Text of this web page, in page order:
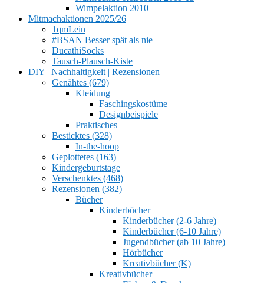
Wimpelaktion 2010
Mitmachaktionen 2025/26
1qmLein
#BSAN Besser spät als nie
DucathiSocks
Tausch-Plausch-Kiste
DIY | Nachhaltigkeit | Rezensionen
Genähtes (679)
Kleidung
Faschingskostüme
Designbeispiele
Praktisches
Besticktes (328)
In-the-hoop
Geplottetes (163)
Kindergeburtstage
Verschenktes (468)
Rezensionen (382)
Bücher
Kinderbücher
Kinderbücher (2-6 Jahre)
Kinderbücher (6-10 Jahre)
Jugendbücher (ab 10 Jahre)
Hörbücher
Kreativbücher (K)
Kreativbücher